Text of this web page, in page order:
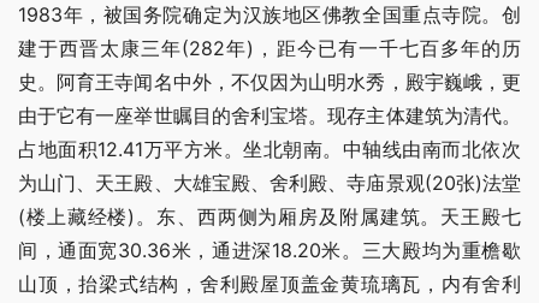
1983年，被国务院确定为汉族地区佛教全国重点寺院。创
建于西晋太康三年(282年)，距今已有一千七百多年的历
史。阿育王寺闻名中外，不仅因为山明水秀，殿宇巍峨，更
由于它有一座举世瞩目的舍利宝塔。现存主体建筑为清代。
占地面积12.41万平方米。坐北朝南。中轴线由南而北依次
为山门、天王殿、大雄宝殿、舍利殿、寺庙景观(20张)法堂
(楼上藏经楼)。东、西两侧为厢房及附属建筑。天王殿七
间，通面宽30.36米，通进深18.20米。三大殿均为重檐歇
山顶，抬梁式结构，舍利殿屋顶盖金黄琉璃瓦，内有舍利